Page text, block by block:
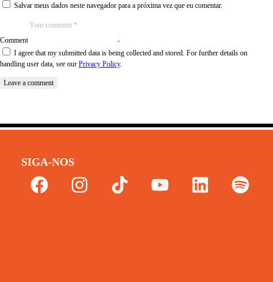
Salvar meus dados neste navegador para a próxima vez que eu comentar.
Comment
I agree that my submitted data is being collected and stored. For further details on
handling user data, see our Privacy Policy.
SIGA-NOS